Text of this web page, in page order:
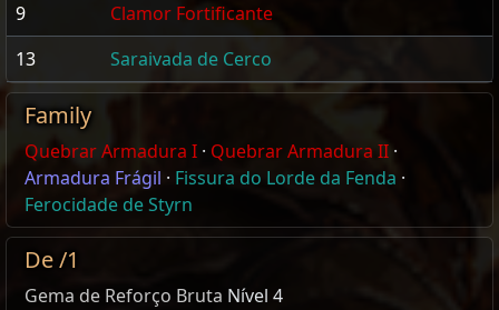
9
Clamor Fortificante
13
Saraivada de Cerco
Family
Quebrar Armadura I · Quebrar Armadura II ·
Armadura Frágil · Fissura do Lorde da Fenda ·
Ferocidade de Styrn
De /1
Gema de Reforço Bruta Nível 4